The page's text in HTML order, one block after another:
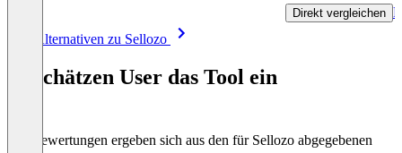
Direkt vergleichen
Alle Alternativen zu Sellozo
So schätzen User das Tool ein
Die Bewertungen ergeben sich aus den für Sellozo abgegebenen